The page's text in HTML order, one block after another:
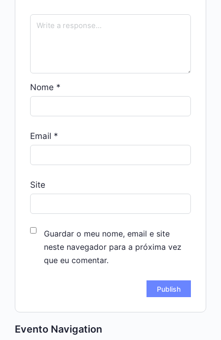
Nome *
Email *
Site
Guardar o meu nome, email e site
neste navegador para a próxima vez
que eu comentar.
Evento Navigation